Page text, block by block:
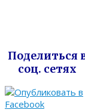
Поделиться
соц. сетях